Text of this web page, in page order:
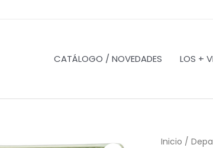
CATÁLOGO / NOVEDADES LOS +
Inicio /